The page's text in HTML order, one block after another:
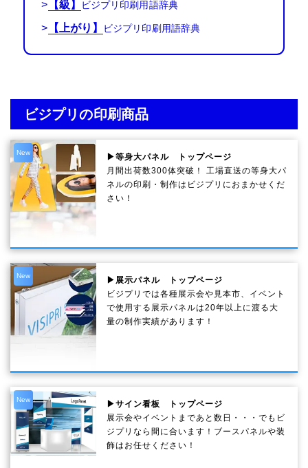
> 【級】
> 【上がり】
ビジプリの印刷商品
New
▶等身大パネル トップページ
月間出荷数300体突破！ 工場直送の等身大パ
ネルの印刷・制作は ビジプリ におまかせくだ
さい！
New
▶展示パネル トップページ
ビジプリでは各種展示会や見本市、イベント
で使用する展示パネルは20年以上に渡る大
量の制作実績があります！
New
▶サイン看板 トップページ
展示会やイベントまであと数日・・・でもビ
ジプリなら間に合います！ブースパネルや装
飾はお任せください！